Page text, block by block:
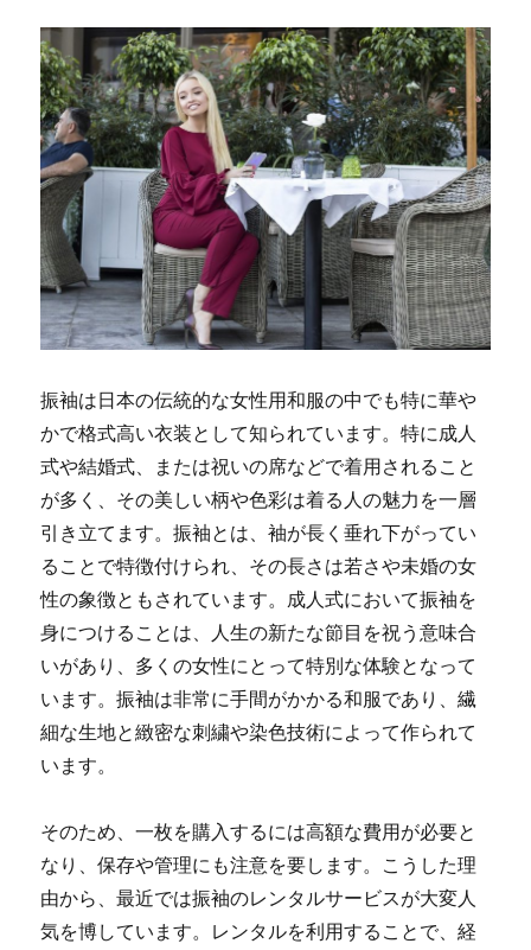
振袖は日本の伝統的な女性用和服の中でも特に華や
かで格式高い衣装として知られています。特に成人
式や結婚式、または祝いの席などで着用されること
が多く、その美しい柄や色彩は着る人の魅力を一層
引き立てます。振袖とは、袖が長く垂れ下がってい
ることで特徴付けられ、その長さは若さや未婚の女
性の象徴ともされています。成人式において振袖を
身につけることは、人生の新たな節目を祝う意味合
いがあり、多くの女性にとって特別な体験となって
います。振袖は非常に手間がかかる和服であり、繊
細な生地と緻密な刺繍や染色技術によって作られて
います。
そのため、一枚を購入するには高額な費用が必要と
なり、保存や管理にも注意を要します。こうした理
由から、最近では振袖のレンタルサービスが大変人
気を博しています。レンタルを利用することで、経